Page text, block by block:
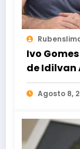
Ivo
de Idilvan
federal
Agosto 8,